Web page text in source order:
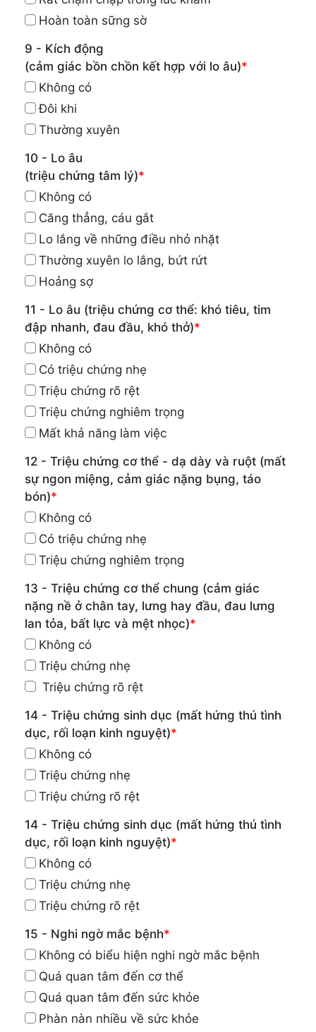
Hoàn toàn sững sờ
9 - Kích động
(cảm giác bồn chồn kết hợp với lo âu)*
Không có
Đôi khi
Thường xuyên
10 - Lo âu
(triệu chứng tâm lý)*
Không có
Căng thẳng, cáu gắt
Lo lắng về những điều nhỏ nhặt
Thường xuyên lo lắng, bứt rứt
Hoảng sợ
11 - Lo âu (triệu chứng cơ thể: khó tiêu, tim
đập nhanh, đau đầu, khó thở)*
Không có
Có triệu chứng nhẹ
Triệu chứng rõ rệt
Triệu chứng nghiêm trọng
Mất khả năng làm việc
12 - Triệu chứng cơ thể - dạ dày và ruột (mất
sự ngon miệng, cảm giác nặng bụng, táo
bón)*
Không có
Có triệu chứng nhẹ
Triệu chứng nghiêm trọng
13 - Triệu chứng cơ thể chung (cảm giác
nặng nề ở chân tay, lưng hay đầu, đau lưng
lan tỏa, bất lực và mệt nhọc)*
Không có
Triệu chứng nhẹ
Triệu chứng rõ rệt
14 - Triệu chứng sinh dục (mất hứng thú tình
dục, rối loạn kinh nguyệt)*
Không có
Triệu chứng nhẹ
Triệu chứng rõ rệt
14 - Triệu chứng sinh dục (mất hứng thú tình
dục, rối loạn kinh nguyệt)*
Không có
Triệu chứng nhẹ
Triệu chứng rõ rệt
15 - Nghi ngờ mắc bệnh*
Không có biểu hiện nghi ngờ mắc bệnh
Quá quan tâm đến cơ thể
Quá quan tâm đến sức khỏe
Phàn nàn nhiều về sức khỏe